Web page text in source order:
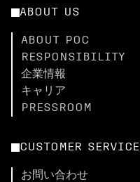
ABOUT US
ABOUT POC
RESPONSIBILITY
企業情報
キャリア
PRESSROOM
CUSTOMER SERVICE
お問い合わせ